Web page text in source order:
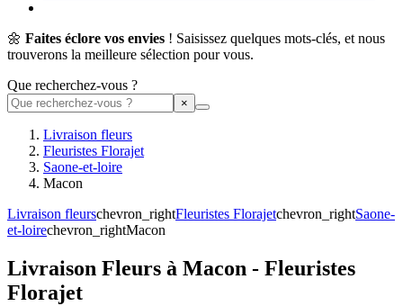
🌼 Faites éclore vos envies ! Saisissez quelques mots-clés, et nous
trouverons la meilleure sélection pour vous.
Que recherchez-vous ?
Livraison fleurs
Fleuristes Florajet
Saone-et-loire
Macon
Livraison fleurschevron_rightFleuristes Florajetchevron_rightSaone-
et-loirechevron_rightMacon
Livraison Fleurs à Macon - Fleuristes
Florajet